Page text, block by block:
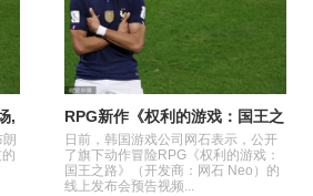
,
RPG新作《权利的游戏：国王之
路》公开预告视频 17日举办发
布会
日前，韩国游戏公司网石表示，公开
了旗下动作冒险RPG《权利的游戏：
国王之路》（开发商：网石 Neo）的
线上发布会预告视频...